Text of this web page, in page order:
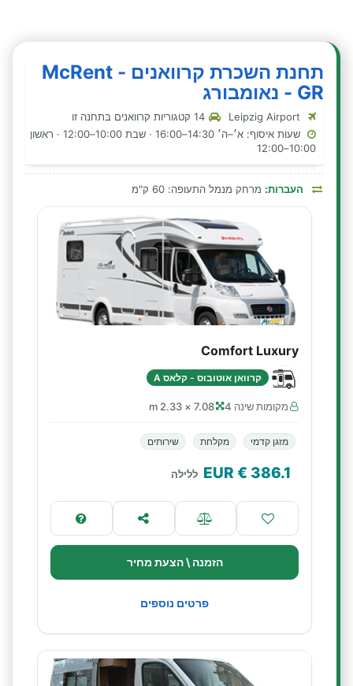
תחנת השכרת קרוואנים - McRent
GR - נאומבורג
שעות איסוף: א׳–ה׳ 14:30–16:00 · שבת 10:00–12:00 · ראשון
10:00–12:00
העברות: מרחק מנמל התעופה: 60 ק"מ
Comfort Luxury
קרוואן אוטובוס - קלאס A
מקומות שינה 4 7.08 × 2.33 m
מזגן קדמי מקלחת שירותים
386.1
€ EUR ללילה
הזמנה \ הצעת מחיר
פרטים נוספים